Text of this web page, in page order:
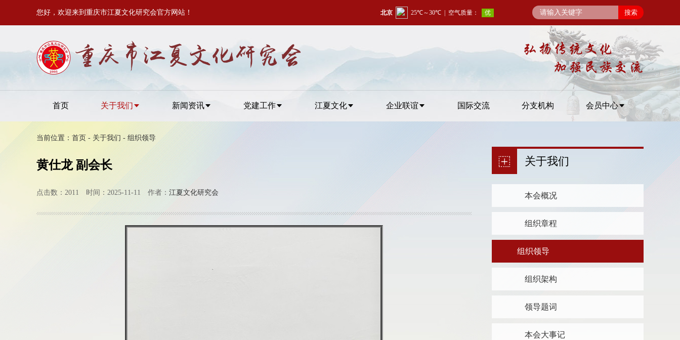
您好，欢迎来到重庆市江夏文化研究会官方网站！
首页 关于我们 新闻资讯 党建工作 江夏文化 企业联谊 国际交流 分支机构 会员中心
当前位置： 首页 - 关于我们 -组织领导
黄仕龙 副会长
点击数：2011 时间：2025-11-11 作者： 江夏文化研究会
关于我们
本会概况
组织章程
组织领导
组织架构
领导题词
本会大事记